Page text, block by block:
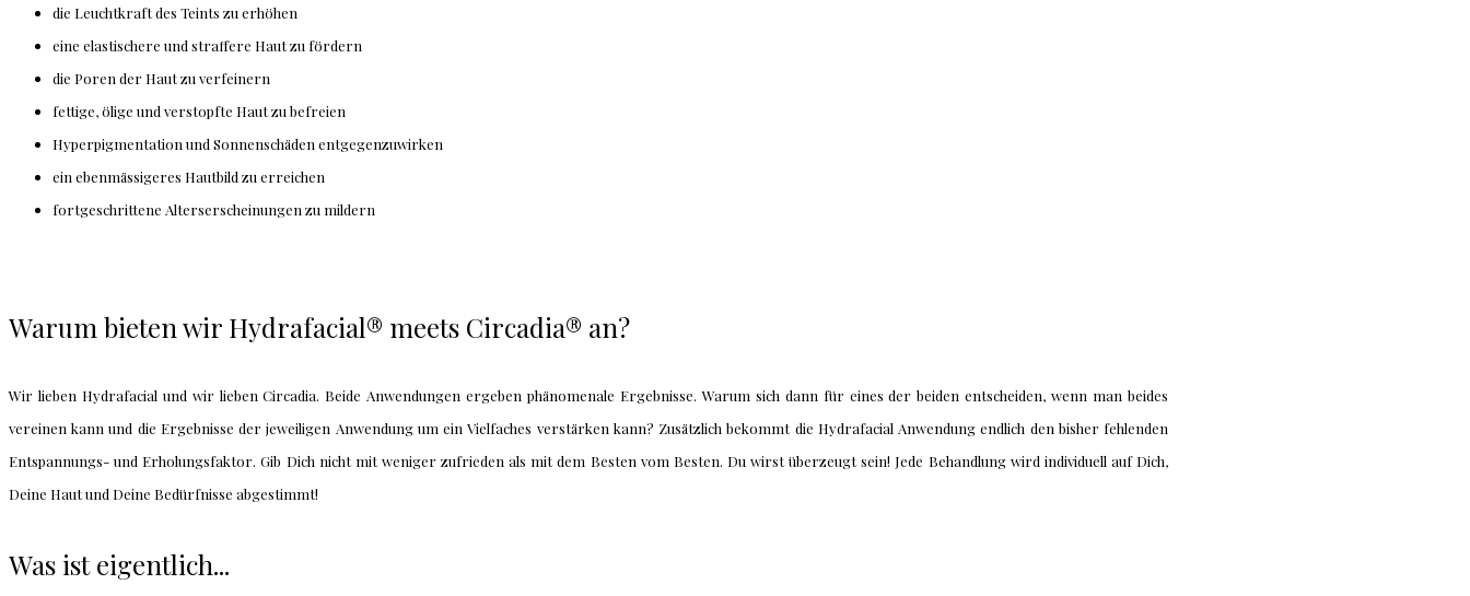
die Leuchtkraft des Teints zu erhöhen
eine elastischere und straffere Haut zu fördern
die Poren der Haut zu verfeinern
fettige, ölige und verstopfte Haut zu befreien
Hyperpigmentation und Sonnenschäden entgegenzuwirken
ein ebenmässigeres Hautbild zu erreichen
fortgeschrittene Alterserscheinungen zu mildern
Warum bieten wir Hydrafacial® meets Circadia® an?
Wir lieben Hydrafacial und wir lieben Circadia. Beide Anwendungen ergeben phänomenale Ergebnisse. Warum sich dann für eines der beiden entscheiden, wenn man beides
vereinen kann und die Ergebnisse der jeweiligen Anwendung um ein Vielfaches verstärken kann? Zusätzlich bekommt die Hydrafacial Anwendung endlich den bisher fehlenden
Entspannungs- und Erholungsfaktor. Gib Dich nicht mit weniger zufrieden als mit dem Besten vom Besten. Du wirst überzeugt sein! Jede Behandlung wird individuell auf Dich,
Deine Haut und Deine Bedürfnisse abgestimmt!
Was ist eigentlich...